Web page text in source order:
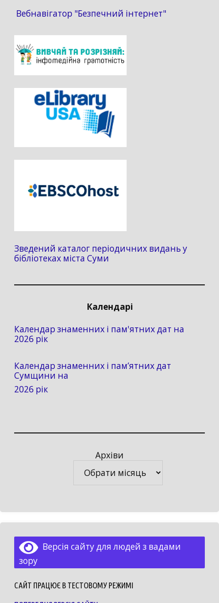
Вебнавігатор "Безпечний інтернет"
Зведений каталог періодичних видань у
бібліотеках міста Суми
Календарі
Календар знаменних і пам'ятних дат на
2026 рік
Календар знаменних і пам’ятних дат
Сумщини на
2026 рік
Архіви
Версія сайту для людей з вадами
зору
САЙТ ПРАЦЮЄ В ТЕСТОВОМУ РЕЖИМІ